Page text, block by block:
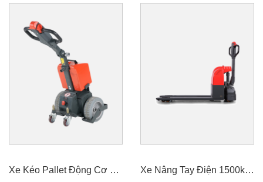
Xe Kéo Pallet Động Cơ TE10 El Xe Nâng Tay Điện 1500kg PT E15